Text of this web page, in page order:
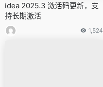
idea 2025.3 激活码更新，支
持长期激活
1,524